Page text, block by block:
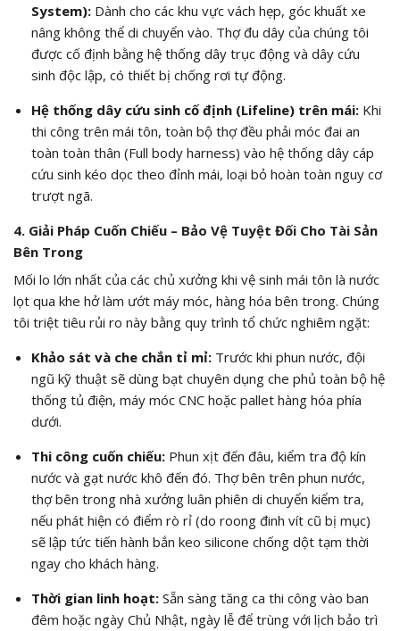
System):Dành cho các khu vực vách hẹp, góc khuất xe
nâng không thể di chuyển vào. Thợ đu dây của chúng tôi
được cố định bằng hệ thống dây trục động và dây cứu
sinh độc lập, có thiết bị chống rơi tự động.
Hệ thống dây cứu sinh cố định (Lifeline) trên mái:Khi
thi công trên mái tôn, toàn bộ thợ đều phải móc đai an
toàn toàn thân (Full body harness) vào hệ thống dây cáp
cứu sinh kéo dọc theo đỉnh mái, loại bỏ hoàn toàn nguy cơ
trượt ngã.
4. Giải Pháp Cuốn Chiếu – Bảo Vệ Tuyệt Đối Cho Tài Sản
Bên Trong
Mối lo lớn nhất của các chủ xưởng khi vệ sinh mái tôn là nước
lọt qua khe hở làm ướt máy móc, hàng hóa bên trong. Chúng
tôi triệt tiêu rủi ro này bằng quy trình tổ chức nghiêm ngặt:
Khảo sát và che chắn tỉ mỉ:Trước khi phun nước, đội
ngũ kỹ thuật sẽ dùng bạt chuyên dụng che phủ toàn bộ hệ
thống tủ điện, máy móc CNC hoặc pallet hàng hóa phía
dưới.
Thi công cuốn chiếu:Phun xịt đến đâu, kiểm tra độ kín
nước và gạt nước khô đến đó. Thợ bên trên phun nước,
thợ bên trong nhà xưởng luân phiên di chuyển kiểm tra,
nếu phát hiện có điểm rò rỉ (do roong đinh vít cũ bị mục)
sẽ lập tức tiến hành bắn keo silicone chống dột tạm thời
ngay cho khách hàng.
Thời gian linh hoạt:Sẵn sàng tăng ca thi công vào ban
đêm hoặc ngày Chủ Nhật, ngày lễ để trùng với lịch bảo trì